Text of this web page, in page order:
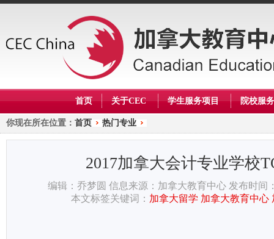
首页 关于CEC 学生服务项目 院校服
你现在所在位置： 首页 热门专业
2017加拿大会计专业学校
编辑：乔梦圆 信息来源：加拿大教育中心 发布时间
本文标签关键词： 加拿大留学 加拿大教育中心